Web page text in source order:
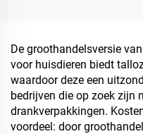
De groothandelsversie
voor huisdieren biedt
waardoor deze een
bedrijven die op zoek zijn
drankverpakkingen.
voordeel: door